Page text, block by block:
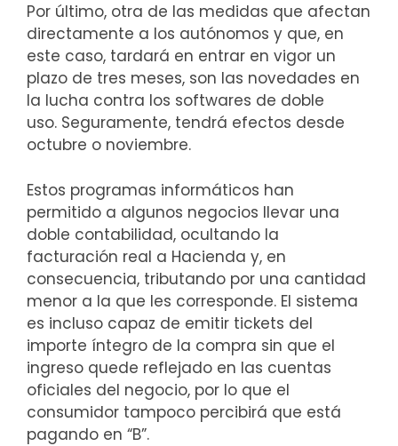
Por último, otra de las medidas que afectan
directamente a los autónomos y que, en
este caso, tardará en entrar en vigor un
plazo de tres meses, son las novedades en
la lucha contra los softwares de doble
uso. Seguramente, tendrá efectos desde
octubre o noviembre.
Estos programas informáticos han
permitido a algunos negocios llevar una
doble contabilidad, ocultando la
facturación real a Hacienda y, en
consecuencia, tributando por una cantidad
menor a la que les corresponde. El sistema
es incluso capaz de emitir tickets del
importe íntegro de la compra sin que el
ingreso quede reflejado en las cuentas
oficiales del negocio, por lo que el
consumidor tampoco percibirá que está
pagando en “B”.